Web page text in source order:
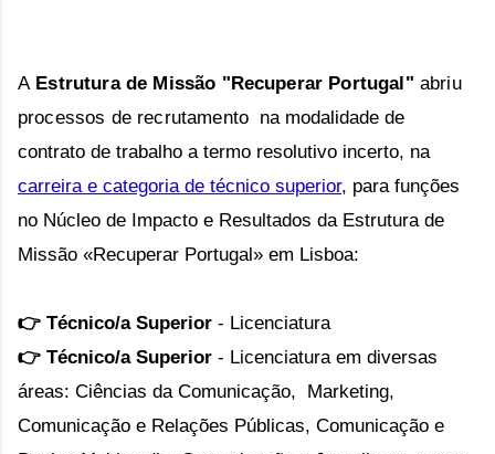
A Estrutura de Missão "Recuperar Portugal" abriu
processos de recrutamento na modalidade de
contrato de trabalho a termo resolutivo incerto, na
carreira e categoria de técnico superior, para funções
no Núcleo de Impacto e Resultados da Estrutura de
Missão «Recuperar Portugal» em Lisboa:
👉 Técnico/a Superior - Licenciatura
👉 Técnico/a Superior - Licenciatura em diversas
áreas: Ciências da Comunicação, Marketing,
Comunicação e Relações Públicas, Comunicação e